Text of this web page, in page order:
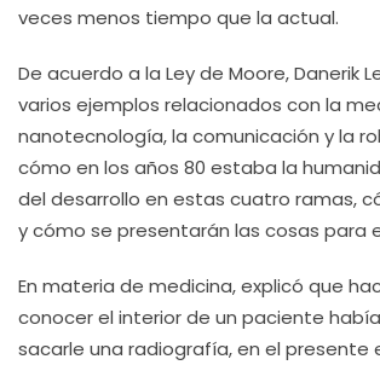
veces menos tiempo que la actual.
De acuerdo a la Ley de Moore, Danerik
varios ejemplos relacionados con la
nanotecnología, la comunicación y la
cómo en los años 80 estaba la
del desarrollo en estas cuatro ramas,
y cómo se presentarán las cosas para
En materia de medicina, explicó que
conocer el interior de un paciente
sacarle una radiografía, en el presente